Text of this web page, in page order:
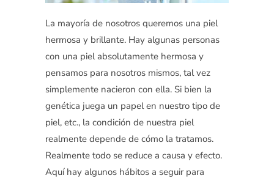
La mayoría de nosotros queremos una piel
hermosa y brillante. Hay algunas personas
con una piel absolutamente hermosa y
pensamos para nosotros mismos, tal vez
simplemente nacieron con ella. Si bien la
genética juega un papel en nuestro tipo de
piel, etc., la condición de nuestra piel
realmente depende de cómo la tratamos.
Realmente todo se reduce a causa y efecto.
Aquí hay algunos hábitos a seguir para